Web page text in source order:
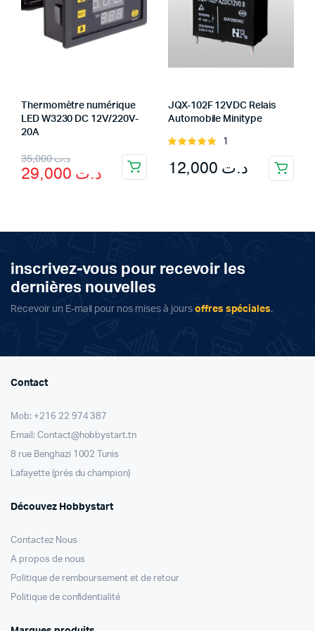
Thermomètre numérique
LED W3230 DC 12V/220V-
20A
د.ت35,000
Original
price
د.ت 35,000.
د.ت
Current
price
د.ت 29,000.
JQX-102F 12VDC Relais
Automobile Minitype
Rated
1
د.ت
inscrivez-vous pour recevoir les
dernières nouvelles
Recevoir un E-mail pour nos mises à jours offres spéciales.
Contact
Mob: +216 22 974 387
Email: Contact@hobbystart.tn
8 rue Benghazi 1002 Tunis
Lafayette (prés du champion)
Découvez Hobbystart
Contactez Nous
A propos de nous
Politique de remboursement et de retour
Politique de confidentialité